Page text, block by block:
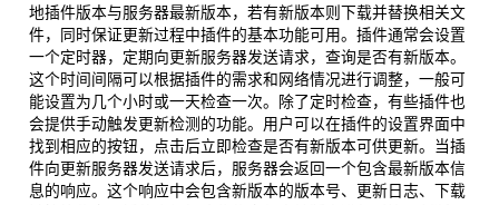
地插件版本与服务器最新版本，若有新版本则下载并替换相关文
件，同时保证更新过程中插件的基本功能可用。插件通常会设置
一个定时器，定期向更新服务器发送请求，查询是否有新版本。
这个时间间隔可以根据插件的需求和网络情况进行调整，一般可
能设置为几个小时或一天检查一次。除了定时检查，有些插件也
会提供手动触发更新检测的功能。用户可以在插件的设置界面中
找到相应的按钮，点击后立即检查是否有新版本可供更新。当插
件向更新服务器发送请求后，服务器会返回一个包含最新版本信
息的响应。这个响应中会包含新版本的版本号、更新日志、下载